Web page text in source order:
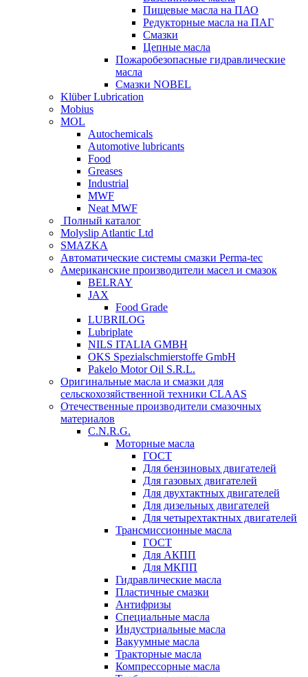
Пищевые масла на ПАО
Редукторные масла на ПАГ
Смазки
Цепные масла
Пожаробезопасные гидравлические
масла
Смазки NOBEL
Klüber Lubrication
Mobius
MOL
Autochemicals
Automotive lubricants
Food
Greases
Industrial
MWF
Neat MWF
Полный каталог
Molyslip Atlantic Ltd
SMAZKA
Автоматические системы смазки Perma-tec
Американские производители масел и смазок
BELRAY
JAX
Food Grade
LUBRILOG
Lubriplate
NILS ITALIA GMBH
OKS Spezialschmierstoffe GmbH
Pakelo Motor Oil S.R.L.
Оригинальные масла и смазки для
сельскохозяйственной техники CLAAS
Отечественные производители смазочных
материалов
C.N.R.G.
Моторные масла
ГОСТ
Для бензиновых двигателей
Для газовых двигателей
Для двухтактных двигателей
Для дизельных двигателей
Для четырехтактных двигателей
Трансмиссионные масла
ГОСТ
Для АКПП
Для МКПП
Гидравлические масла
Пластичные смазки
Антифризы
Специальные масла
Индустриальные масла
Вакуумные масла
Тракторные масла
Компрессорные масла